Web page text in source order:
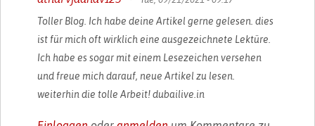
Toller Blog. Ich habe deine Artikel gerne gelesen. dies
ist für mich oft wirklich eine ausgezeichnete Lektüre.
Ich habe es sogar mit einem Lesezeichen versehen
und freue mich darauf, neue Artikel zu lesen.
weiterhin die tolle Arbeit! dubailive.in